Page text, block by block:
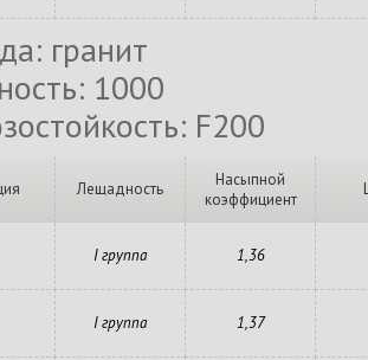
гранит
1000
F200
Лещадность
Насыпной
коэффициент
I группа 1,36
I группа 1,37